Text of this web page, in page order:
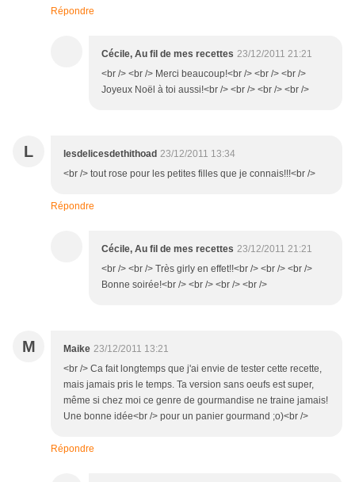
Répondre
Cécile, Au fil de mes recettes 23/12/2011 21:21
<br /> <br /> Merci beaucoup!<br /> <br /> <br />
Joyeux Noël à toi aussi!<br /> <br /> <br /> <br />
L lesdelicesdethithoad 23/12/2011 13:34
<br /> tout rose pour les petites filles que je connais!!!<br />
Répondre
Cécile, Au fil de mes recettes 23/12/2011 21:21
<br /> <br /> Très girly en effet!!<br /> <br /> <br />
Bonne soirée!<br /> <br /> <br /> <br />
M Maike 23/12/2011 13:21
<br /> Ca fait longtemps que j'ai envie de tester cette recette,
mais jamais pris le temps. Ta version sans oeufs est super,
même si chez moi ce genre de gourmandise ne traine jamais!
Une bonne idée<br /> pour un panier gourmand ;o)<br />
Répondre